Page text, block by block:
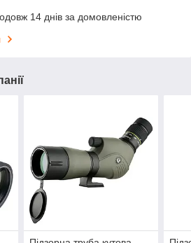
14 днів за домовленістю